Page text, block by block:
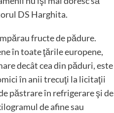
DS Harghita.
fructe de pădure.
în toate ţările europene,
decât cea din păduri, este
în anii trecuţi la licitaţii
păstrare în refrigerare şi de
de afine sau